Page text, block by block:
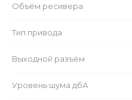
Объём ресивера
Тип привода
Выходной разъём
Уровень шума дбА